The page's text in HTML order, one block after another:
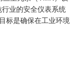
业的安全仪表系统
标是确保在工业环境